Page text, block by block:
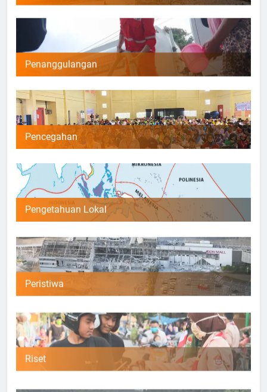
Penanggulangan
Pencegahan
Pengetahuan Lokal
Peristiwa
Riset